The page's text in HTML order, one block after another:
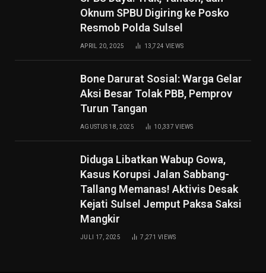
Oknum SPBU Digiring ke Posko
Resmob Polda Sulsel
APRIL 20, 2025 13,724 VIEWS
Bone Darurat Sosial: Warga Gelar
Aksi Besar Tolak PBB, Pemprov
Turun Tangan
AGUSTUS 18, 2025 10,337VIEWS
Diduga Libatkan Wabup Gowa,
Kasus Korupsi Jalan Sabbang-
Tallang Memanas! Aktivis Desak
Kejati Sulsel Jemput Paksa Saksi
Mangkir
JULI 17, 2025 7,271VIEWS